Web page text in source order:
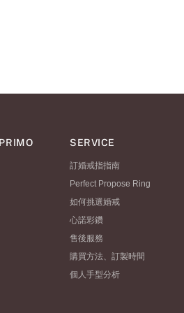
SERVICE
訂婚戒指指南
Perfect Propose Ring
如何挑選婚戒
心諾彩鑽
售後服務
購買方法、訂製時間
個人手型分析